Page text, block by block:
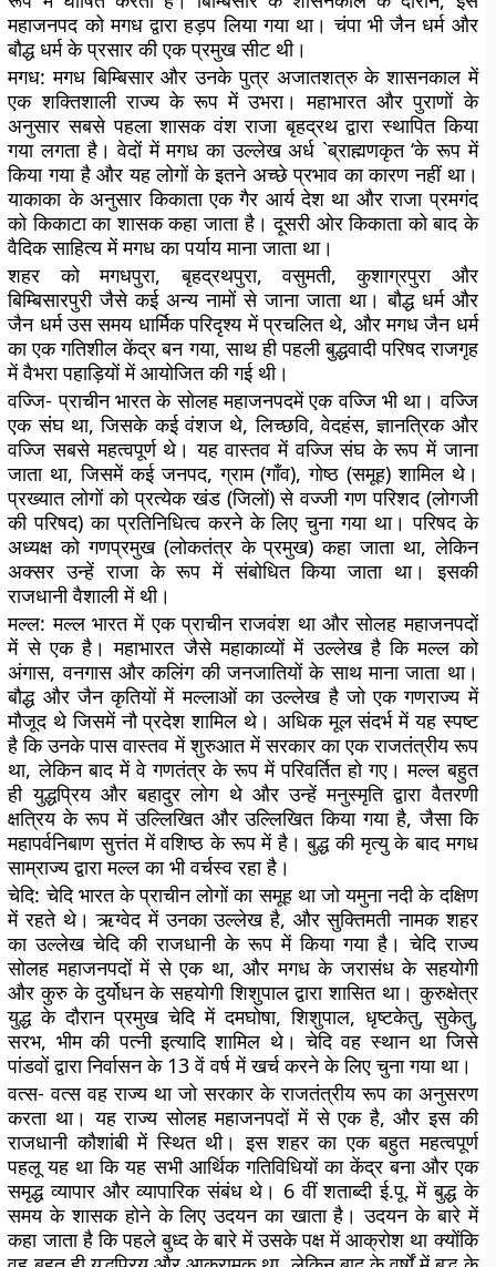
महाजनपद को मगध द्वारा हड़प लिया गया था। चंपा भी जैन धर्म और
बौद्ध धर्म के प्रसार की एक प्रमुख सीट थी।
मगध: मगध बिम्बिसार और उनके पुत्र अजातशत्रु के शासनकाल में
एक शक्तिशाली राज्य के रूप में उभरा। महाभारत और पुराणों के
अनुसार सबसे पहला शासक वंश राजा बृहद्रथ द्वारा स्थापित किया
गया लगता है। वेदों में मगध का उल्लेख अर्ध `ब्राह्मणकृत ‘के रूप में
किया गया है और यह लोगों के इतने अच्छे प्रभाव का कारण नहीं था।
याकाका के अनुसार किकाता एक गैर आर्य देश था और राजा प्रमगंद
को किकाटा का शासक कहा जाता है। दूसरी ओर किकाता को बाद के
वैदिक साहित्य में मगध का पर्याय माना जाता था।
शहर को मगधपुरा, बृहद्रथपुरा, वसुमती, कुशाग्रपुरा और
बिम्बिसारपुरी जैसे कई अन्य नामों से जाना जाता था। बौद्ध धर्म और
जैन धर्म उस समय धार्मिक परिदृश्य में प्रचलित थे, और मगध जैन धर्म
का एक गतिशील केंद्र बन गया, साथ ही पहली बुद्धवादी परिषद राजगृह
में वैभरा पहाड़ियों में आयोजित की गई थी।
वज्जि-प्राचीन भारत के सोलह महाजनपदमें एक वज्जि भी था। वज्जि
एक संघ था, जिसके कई वंशज थे, लिच्छवि, वेदहंस, ज्ञानत्रिक और
वज्जि सबसे महत्वपूर्ण थे। यह वास्तव में वज्जि संघ के रूप में जाना
जाता था, जिसमें कई जनपद, ग्राम (गाँव), गोष्ठ (समूह) शामिल थे।
प्रख्यात लोगों को प्रत्येक खंड (जिलों) से वज्जी गण परिशद (लोगजी
की परिषद) का प्रतिनिधित्व करने के लिए चुना गया था। परिषद के
अध्यक्ष को गणप्रमुख (लोकतंत्र के प्रमुख) कहा जाता था, लेकिन
अक्सर उन्हें राजा के रूप में संबोधित किया जाता था। इसकी
राजधानी वैशाली में थी।
मल्ल: मल्ल भारत में एक प्राचीन राजवंश था और सोलह महाजनपदों
में से एक है। महाभारत जैसे महाकाव्यों में उल्लेख है कि मल्ल को
अंगास, वनगास और कलिंग की जनजातियों के साथ माना जाता था।
बौद्ध और जैन कृतियों में मल्लाओं का उल्लेख है जो एक गणराज्य में
मौजूद थे जिसमें नौ प्रदेश शामिल थे। अधिक मूल संदर्भ में यह स्पष्ट
है कि उनके पास वास्तव में शुरुआत में सरकार का एक राजतंत्रीय रूप
था, लेकिन बाद में वे गणतंत्र के रूप में परिवर्तित हो गए। मल्ल बहुत
ही युद्धप्रिय और बहादुर लोग थे और उन्हें मनुस्मृति द्वारा वैतरणी
क्षत्रिय के रूप में उल्लिखित और उल्लिखित किया गया है, जैसा कि
महापर्वनिबाण सुत्तंत में वशिष्ठ के रूप में है। बुद्ध की मृत्यु के बाद मगध
साम्राज्य द्वारा मल्ल का भी वर्चस्व रहा है।
चेदि: चेदि भारत के प्राचीन लोगों का समूह था जो यमुना नदी के दक्षिण
में रहते थे। ऋग्वेद में उनका उल्लेख है, और सुक्तिमती नामक शहर
का उल्लेख चेदि की राजधानी के रूप में किया गया है। चेदि राज्य
सोलह महाजनपदों में से एक था, और मगध के जरासंध के सहयोगी
और कुरु के दुर्योधन के सहयोगी शिशुपाल द्वारा शासित था। कुरुक्षेत्र
युद्ध के दौरान प्रमुख चेदि में दमघोषा, शिशुपाल, धृष्टकेतु, सुकेतु,
सरभ, भीम की पत्नी इत्यादि शामिल थे। चेदि वह स्थान था जिसे
पांडवों द्वारा निर्वासन के 13 वें वर्ष में खर्च करने के लिए चुना गया था।
वत्स- वत्स वह राज्य था जो सरकार के राजतंत्रीय रूप का अनुसरण
करता था। यह राज्य सोलह महाजनपदों में से एक है, और इस की
राजधानी कौशांबी में स्थित थी। इस शहर का एक बहुत महत्वपूर्ण
पहलू यह था कि यह सभी आर्थिक गतिविधियों का केंद्र बना और एक
समृद्ध व्यापार और व्यापारिक संबंध थे। 6 वीं शताब्दी ई.पू. में बुद्ध के
समय के शासक होने के लिए उदयन का खाता है। उदयन के बारे में
कहा जाता है कि पहले बुध्द के बारे में उसके पक्ष में आक्रोश था क्योंकि